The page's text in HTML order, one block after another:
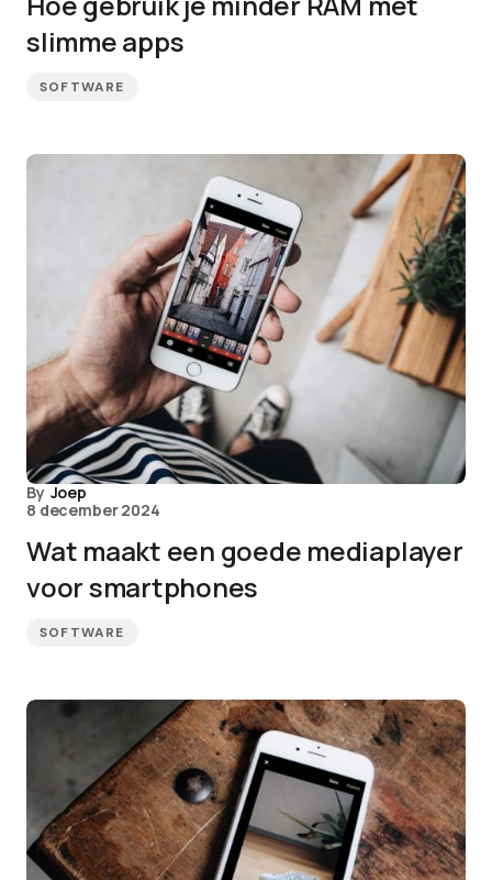
slimme apps
SOFTWARE
By Joep
8 december 2024
Wat maakt een goede mediaplayer
voor smartphones
SOFTWARE